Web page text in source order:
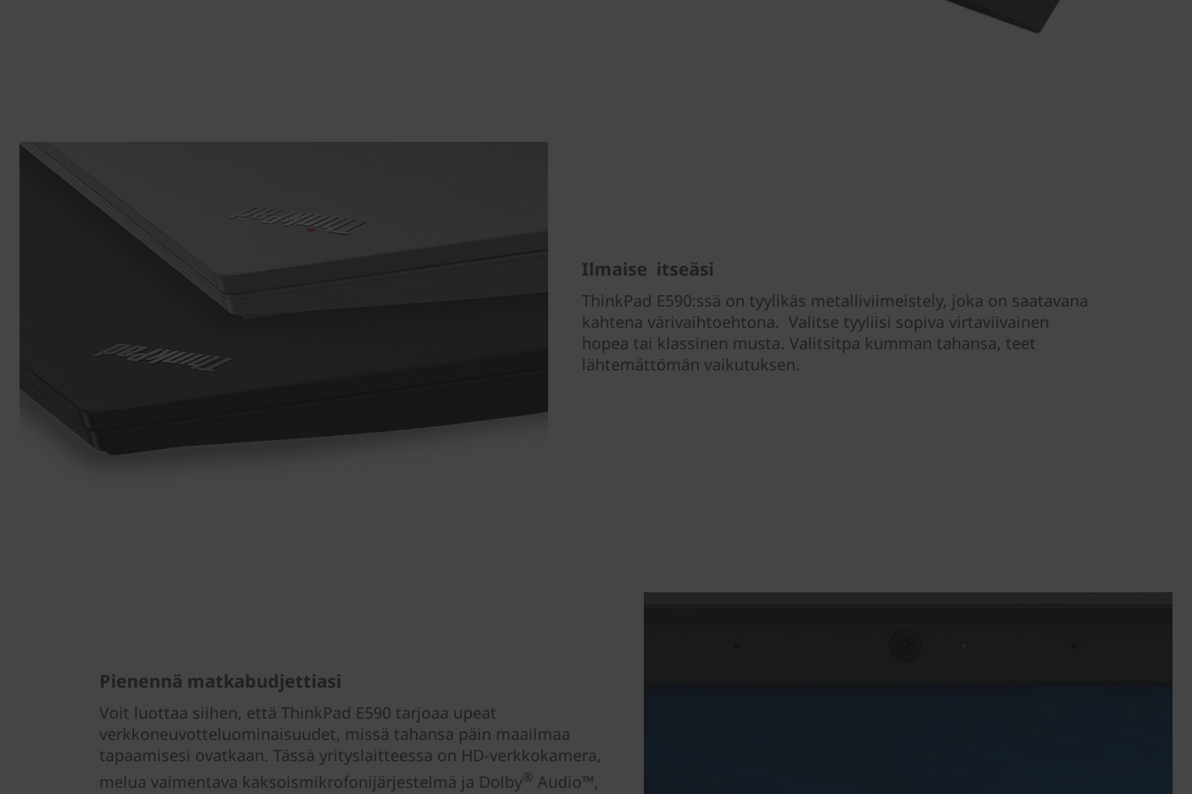
Ilmaise itseäsi
ThinkPad E590:ssä on tyylikäs metalliviimeistely, joka on saatavana
kahtena värivaihtoehtona. Valitse tyyliisi sopiva virtaviivainen
hopea tai klassinen musta. Valitsitpa kumman tahansa, teet
lähtemättömän vaikutuksen.
Pienennä matkabudjettiasi
Voit luottaa siihen, että ThinkPad E590 tarjoaa upeat
verkkoneuvotteluominaisuudet, missä tahansa päin maailmaa
tapaamisesi ovatkaan. Tässä yrityslaitteessa on HD-verkkokamera,
melua vaimentava kaksoismikrofonijärjestelmä ja Dolby® Audio™,